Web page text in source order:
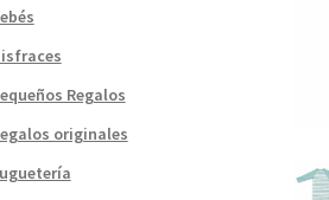
Regalos
originales